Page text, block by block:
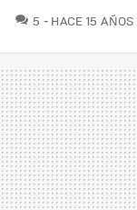
5 COMENTARIOS
HACE 15 AÑOS